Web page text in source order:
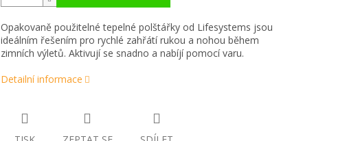
Opakovaně použitelné tepelné polštářky od Lifesystems jsou
ideálním řešením pro rychlé zahřátí rukou a nohou během
zimních výletů. Aktivují se snadno a nabíjí pomocí varu.
Detailní informace